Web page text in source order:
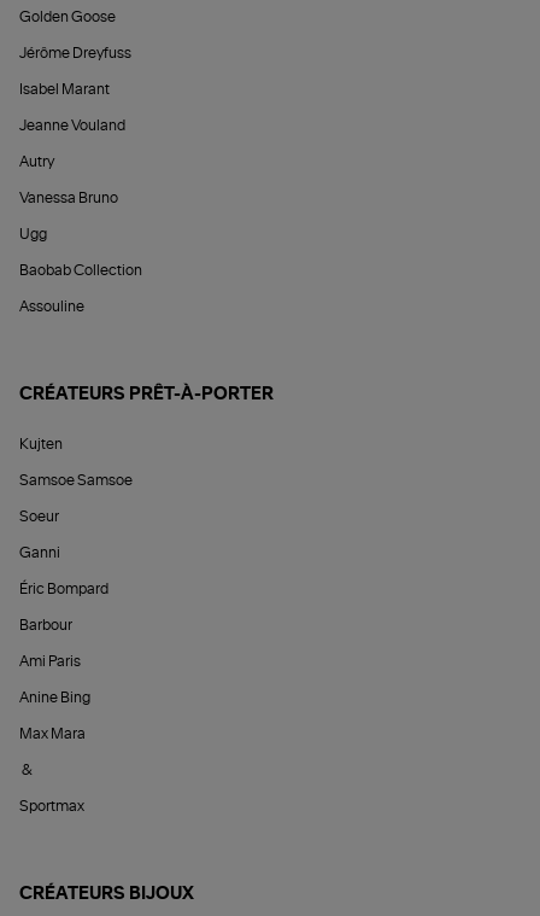
Golden Goose
Jérôme Dreyfuss
Isabel Marant
Jeanne Vouland
Autry
Vanessa Bruno
Ugg
Baobab Collection
Assouline
CRÉATEURS PRÊT-À-PORTER
Kujten
Samsoe Samsoe
Soeur
Ganni
Éric Bompard
Barbour
Ami Paris
Anine Bing
Max Mara
&
Sportmax
CRÉATEURS BIJOUX